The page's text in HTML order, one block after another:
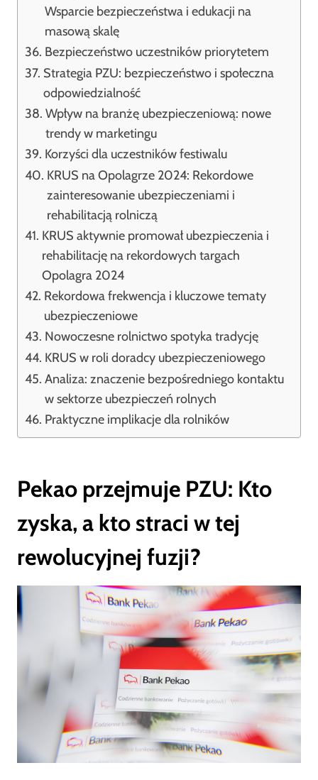
Wsparcie bezpieczeństwa i edukacji na
masową skalę
Bezpieczeństwo uczestników priorytetem
Strategia PZU: bezpieczeństwo i społeczna
odpowiedzialność
Wpływ na branżę ubezpieczeniową: nowe
trendy w marketingu
Korzyści dla uczestników festiwalu
KRUS na Opolagrze 2024: Rekordowe
zainteresowanie ubezpieczeniami i
rehabilitacją rolniczą
KRUS aktywnie promował ubezpieczenia i
rehabilitację na rekordowych targach
Opolagra 2024
Rekordowa frekwencja i kluczowe tematy
ubezpieczeniowe
Nowoczesne rolnictwo spotyka tradycję
KRUS w roli doradcy ubezpieczeniowego
Analiza: znaczenie bezpośredniego kontaktu
w sektorze ubezpieczeń rolnych
Praktyczne implikacje dla rolników
Pekao przejmuje PZU: Kto
zyska, a kto straci w tej
rewolucyjnej fuzji?